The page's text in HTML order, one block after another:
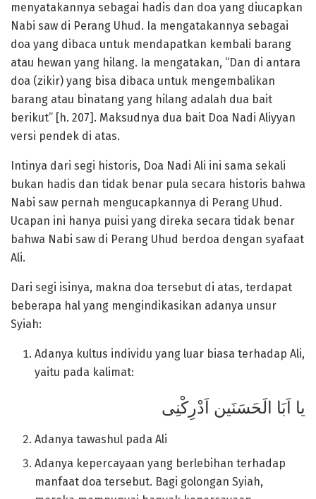
menyatakannya sebagai hadis dan doa yang diucapkan
Nabi saw di Perang Uhud. Ia mengatakannya sebagai
doa yang dibaca untuk mendapatkan kembali barang
atau hewan yang hilang. Ia mengatakan, “Dan di antara
doa (zikir) yang bisa dibaca untuk mengembalikan
barang atau binatang yang hilang adalah dua bait
berikut” [h. 207]. Maksudnya dua bait Doa Nadi Aliyyan
versi pendek di atas.
Intinya dari segi historis, Doa Nadi Ali ini sama sekali
bukan hadis dan tidak benar pula secara historis bahwa
Nabi saw pernah mengucapkannya di Perang Uhud.
Ucapan ini hanya puisi yang direka secara tidak benar
bahwa Nabi saw di Perang Uhud berdoa dengan syafaat
Ali.
Dari segi isinya, makna doa tersebut di atas, terdapat
beberapa hal yang mengindikasikan adanya unsur
Syiah:
Adanya kultus individu yang luar biasa terhadap Ali,
yaitu pada kalimat:
یا اَبَا الَحَسَنَین اَدْرِکْنِی
Adanya tawashul pada Ali
Adanya kepercayaan yang berlebihan terhadap
manfaat doa tersebut. Bagi golongan Syiah,